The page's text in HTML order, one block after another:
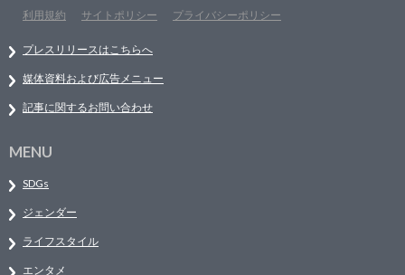
利用規約
サイトポリシー プライバシーポリシー
プレスリリースはこちらへ
媒体資料および広告メニュー
記事に関するお問い合わせ
MENU
SDGs
ジェンダー
ライフスタイル
エンタメ